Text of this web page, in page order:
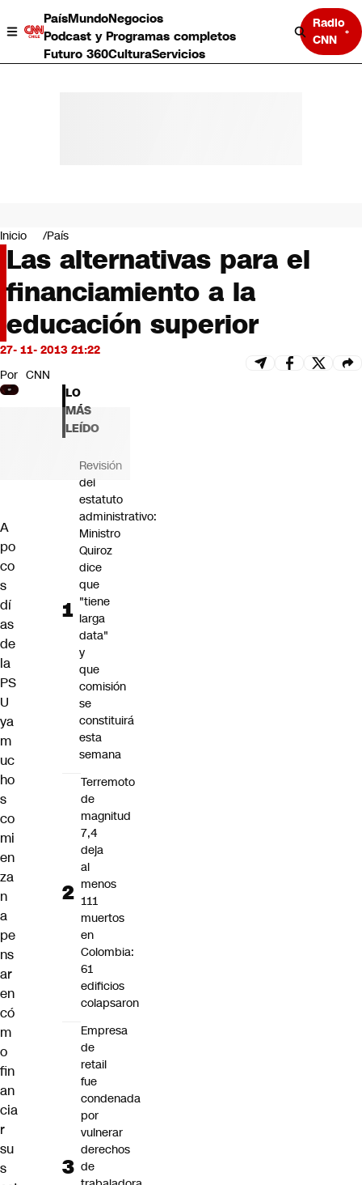
PaísMundoNegocios
Podcast y Programas completos
Futuro 360CulturaServicios
Radio
CNN
Negocios
Deportes
Programas completos
Cultura
Servicios
Bits
CNN tiempo
Futuro 360
Opinión
Inicio País
Las alternativas para el
financiamiento a la
educación superior
27- 11- 2013 21:22
Por CNN
A
po
co
s
dí
as
de
la
PS
U
ya
m
uc
ho
s
co
mi
en
za
n
a
pe
ns
ar
en
có
m
o
fin
an
cia
r
su
s
LO
MÁS
LEÍDO
Revisión
del
estatuto
administrativo:
Ministro
Quiroz
dice
que
"tiene
larga
data"
y
que
comisión
se
constituirá
esta
semana
Terremoto
de
magnitud
7,4
deja
al
menos
111
muertos
en
Colombia:
61
edificios
colapsaron
Empresa
de
retail
fue
condenada
por
vulnerar
derechos
de